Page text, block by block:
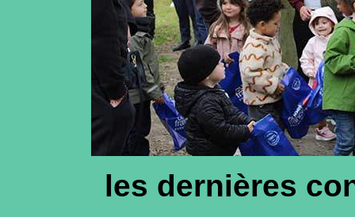
les dernières